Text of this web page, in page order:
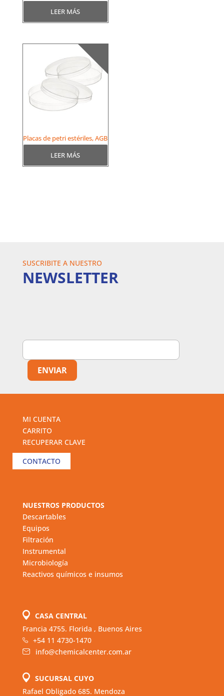
LEER MÁS
Placas de petri estériles, AGB
LEER MÁS
SUSCRIBITE A NUESTRO
NEWSLETTER
MI CUENTA
CARRITO
RECUPERAR CLAVE
CONTACTO
NUESTROS PRODUCTOS
Descartables
Equipos
Filtración
Instrumental
Microbiología
Reactivos químicos e insumos
CASA CENTRAL
Francia 4755. Florida , Buenos Aires
+54 11 4730-1470
info@chemicalcenter.com.ar
SUCURSAL CUYO
Rafael Obligado 685. Mendoza